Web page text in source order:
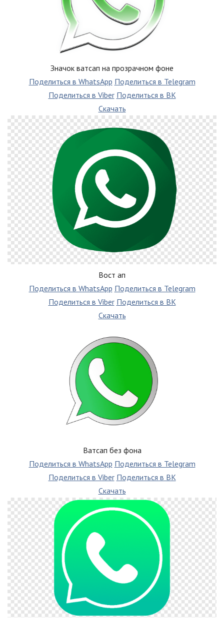
Значок ватсап на прозрачном фоне
Поделиться в WhatsApp Поделиться в Telegram
Поделиться в Viber Поделиться в ВК
Скачать
Вост ап
Поделиться в WhatsApp Поделиться в Telegram
Поделиться в Viber Поделиться в ВК
Скачать
Ватсап без фона
Поделиться в WhatsApp Поделиться в Telegram
Поделиться в Viber Поделиться в ВК
Скачать